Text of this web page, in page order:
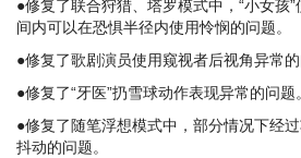
●修复了联合狩猎、塔罗模式中，“小女孩
间内可以在恐惧半径内使用怜悯的问题。
●修复了歌剧演员使用窥视者后视角异常的
●修复了“牙医”扔雪球动作表现异常的问题。
●修复了随笔浮想模式中，部分情况下经
抖动的问题。